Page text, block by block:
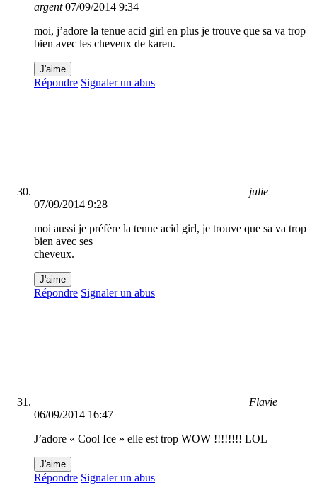
argent 07/09/2014 9:34
moi, j’adore la tenue acid girl en plus je trouve que sa va trop
bien avec les cheveux de karen.
J'aime
Répondre Signaler un abus
julie
07/09/2014 9:28
moi aussi je préfère la tenue acid girl, je trouve que sa va trop
bien avec ses
cheveux.
J'aime
Répondre Signaler un abus
Flavie
06/09/2014 16:47
J’adore « Cool Ice » elle est trop WOW !!!!!!!! LOL
J'aime
Répondre Signaler un abus